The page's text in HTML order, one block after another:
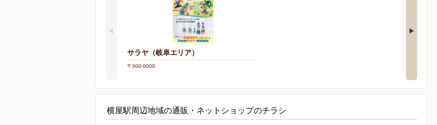
サラヤ（岐阜エリア）
〒000-0000
横屋駅周辺地域の通販・ネットショップのチラシ